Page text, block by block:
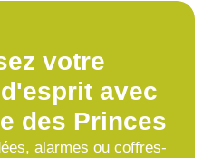
votre
avec
des Princes
alarmes ou coffres-